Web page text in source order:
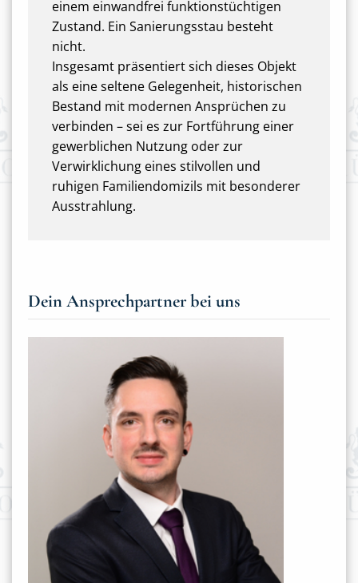
einem einwandfrei funktionstüchtigen
Zustand. Ein Sanierungsstau besteht
nicht.
Insgesamt präsentiert sich dieses Objekt
als eine seltene Gelegenheit, historischen
Bestand mit modernen Ansprüchen zu
verbinden – sei es zur Fortführung einer
gewerblichen Nutzung oder zur
Verwirklichung eines stilvollen und
ruhigen Familiendomizils mit besonderer
Ausstrahlung.
Dein Ansprechpartner bei uns